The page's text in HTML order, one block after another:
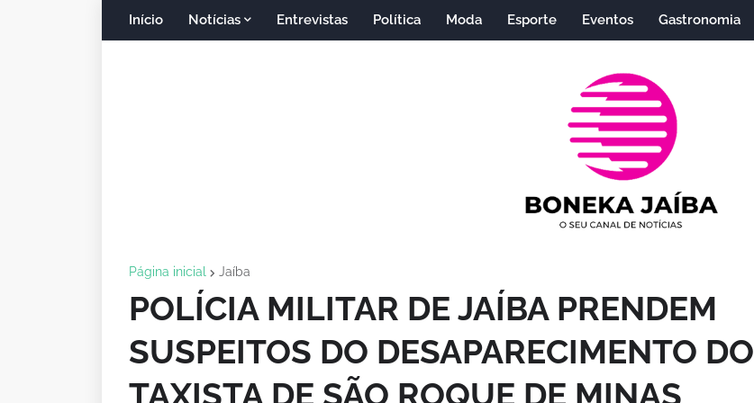
Início Notícias Entrevistas Política Moda Esporte Eventos Gastronomia
Página inicial Jaíba
POLÍCIA MILITAR DE JAÍBA PRENDEM
SUSPEITOS DO DESAPARECIMENTO DO
TAXISTA DE SÃO ROQUE DE MINAS